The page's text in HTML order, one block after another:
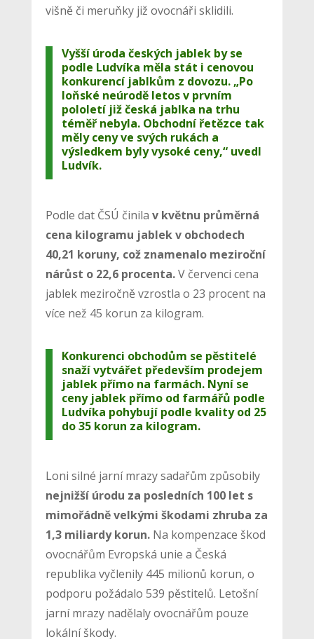
višně či meruňky již ovocnáři sklidili.
Vyšší úroda českých jablek by se
podle Ludvíka měla stát i cenovou
konkurencí jablkům z dovozu. „Po
loňské neúrodě letos v prvním
pololetí již česká jablka na trhu
téměř nebyla. Obchodní řetězce tak
měly ceny ve svých rukách a
výsledkem byly vysoké ceny,“ uvedl
Ludvík.
Podle dat ČSÚ činila v květnu průměrná
cena kilogramu jablek v obchodech
40,21 koruny, což znamenalo meziroční
nárůst o 22,6 procenta.V červenci cena
jablek meziročně vzrostla o 23 procent na
více než 45 korun za kilogram.
Konkurenci obchodům se pěstitelé
snaží vytvářet především prodejem
jablek přímo na farmách. Nyní se
ceny jablek přímo od farmářů podle
Ludvíka pohybují podle kvality od 25
do 35 korun za kilogram.
Loni silné jarní mrazy sadařům způsobily
nejnižší úrodu za posledních 100 let s
mimořádně velkými škodami zhruba za
1,3 miliardy korun.Na kompenzace škod
ovocnářům Evropská unie a Česká
republika vyčlenily 445 milionů korun, o
podporu požádalo 539 pěstitelů. Letošní
jarní mrazy nadělaly ovocnářům pouze
lokální škody.